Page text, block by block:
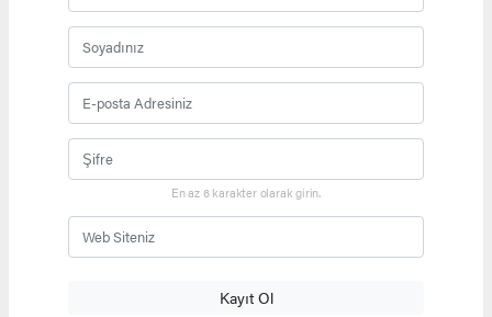
En az 6 karakter olarak girin.
Kayıt Ol